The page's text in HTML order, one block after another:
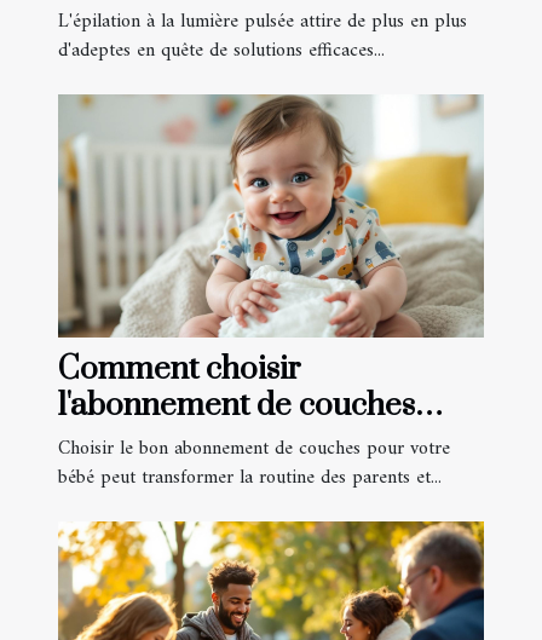
L'épilation à la lumière pulsée attire de plus en plus
d'adeptes en quête de solutions efficaces...
Comment choisir
l'abonnement de couches
idéal pour votre bébé?
Choisir le bon abonnement de couches pour votre
bébé peut transformer la routine des parents et...